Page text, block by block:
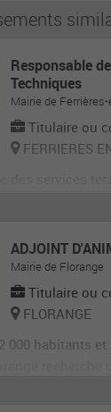
Responsable
Techniques
Mairie de
Titulaire ou
FERRIERES
ADJOINT
Mairie de Florange
Titulaire ou
FLORANGE
000 habitants et